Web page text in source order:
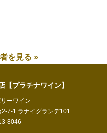
を見る »
【プラチナワイン】
ーワイン
7-1 ラナイグランデ101
8046